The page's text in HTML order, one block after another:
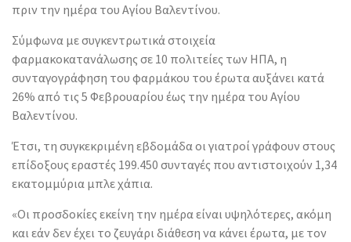
πριν την ημέρα του Αγίου Βαλεντίνου.
Σύμφωνα με συγκεντρωτικά στοιχεία
φαρμακοκατανάλωσης σε 10 πολιτείες των ΗΠΑ, η
συνταγογράφηση του φαρμάκου του έρωτα αυξάνει κατά
26% από τις 5 Φεβρουαρίου έως την ημέρα του Αγίου
Βαλεντίνου.
Έτσι, τη συγκεκριμένη εβδομάδα οι γιατροί γράφουν στους
επίδοξους εραστές 199.450 συνταγές που αντιστοιχούν 1,34
εκατομμύρια μπλε χάπια.
«Οι προσδοκίες εκείνη την ημέρα είναι υψηλότερες, ακόμη
και εάν δεν έχει το ζευγάρι διάθεση να κάνει έρωτα, με τον